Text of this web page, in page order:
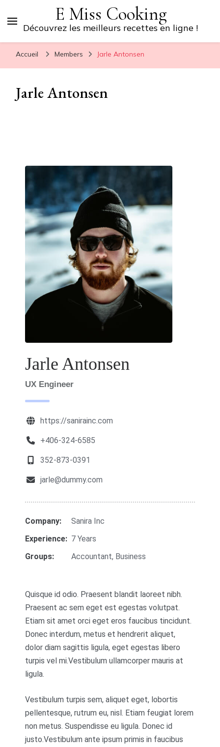
E Miss Cooking
Découvrez les meilleurs recettes en ligne !
Accueil Members Jarle Antonsen
Jarle Antonsen
Jarle Antonsen
UX Engineer
https://sanirainc.com
+406-324-6585
352-873-0391
jarle@dummy.com
Company:
Sanira Inc
Experience: 7 Years
Groups:
Accountant, Business
Quisque id odio. Praesent blandit laoreet nibh.
Praesent ac sem eget est egestas volutpat.
Etiam sit amet orci eget eros faucibus tincidunt.
Donec interdum, metus et hendrerit aliquet,
dolor diam sagittis ligula, eget egestas libero
turpis vel mi.Vestibulum ullamcorper mauris at
ligula.
Vestibulum turpis sem, aliquet eget, lobortis
pellentesque, rutrum eu, nisl. Etiam feugiat lorem
non metus. Suspendisse eu ligula. Donec id
justo.Vestibulum ante ipsum primis in faucibus